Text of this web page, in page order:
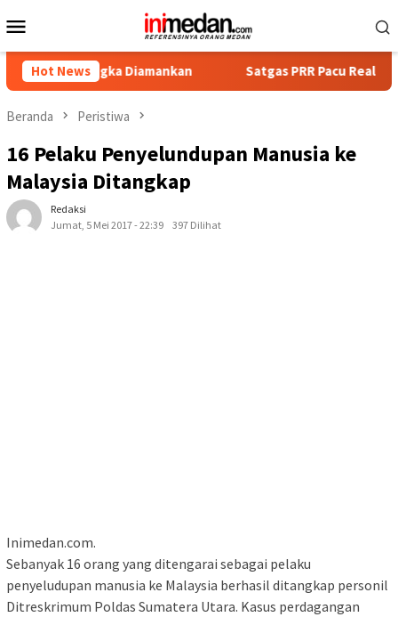
ke
Mobile
Hot News
Diamankan Satgas PRR Pacu Realisasi Tambahan
Beranda Peristiwa
16 Pelaku Penyelundupan Manusia ke
Malaysia Ditangkap
Redaksi
Jumat, 5 Mei 2017 - 22:39
397 Dilihat
Inimedan.com.
Sebanyak 16 orang yang ditengarai sebagai pelaku
penyeludupan manusia ke Malaysia berhasil ditangkap personil
Ditreskrimum Poldas Sumatera Utara. Kasus perdagangan